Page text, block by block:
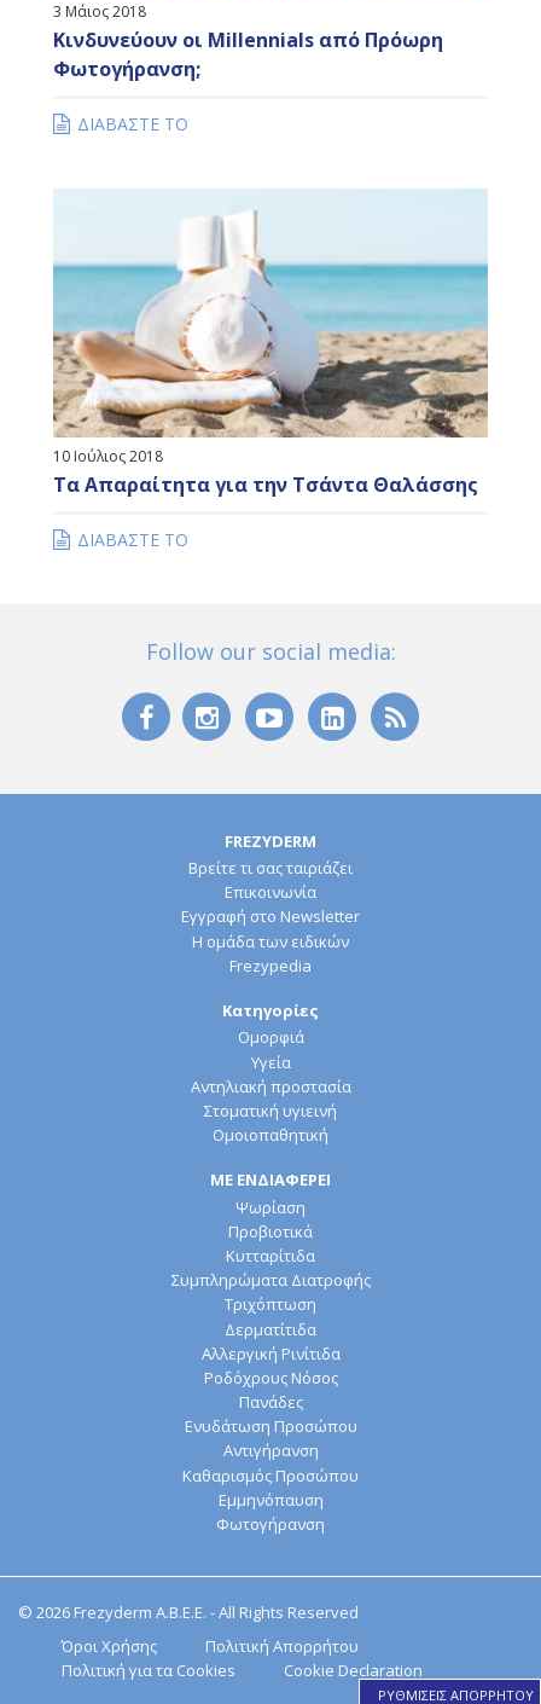
3 Μάιος 2018
Κινδυνεύουν οι Millennials από Πρόωρη
Φωτογήρανση;
ΔΙΑΒΑΣΤΕ ΤΟ
10 Ιούλιος 2018
Τα Απαραίτητα για την Τσάντα Θαλάσσης
ΔΙΑΒΑΣΤΕ ΤΟ
Follow our social media:
FREZYDERM
Βρείτε τι σας ταιριάζει
Επικοινωνία
Εγγραφή στο Newsletter
Η ομάδα των ειδικών
Frezypedia
Κατηγορίες
Ομορφιά
Υγεία
Αντηλιακή προστασία
Στοματική υγιεινή
Ομοιοπαθητική
ΜΕ ΕΝΔΙΑΦΕΡΕΙ
Ψωρίαση
Προβιοτικά
Κυτταρίτιδα
Συμπληρώματα Διατροφής
Τριχόπτωση
Δερματίτιδα
Αλλεργική Ρινίτιδα
Ροδόχρους Νόσος
Πανάδες
Ενυδάτωση Προσώπου
Αντιγήρανση
Καθαρισμός Προσώπου
Εμμηνόπαυση
Φωτογήρανση
ΡΥΘΜΙΣΕΙΣ ΑΠΟΡΡΗΤΟΥ
© 2026 Frezyderm Α.Β.Ε.Ε. - All Rights Reserved
Όροι Χρήσης
Πολιτική Απορρήτου
Πολιτική για τα Cookies
Cookie Declaration